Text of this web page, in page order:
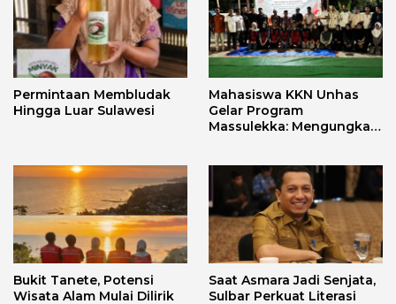
Permintaan Membludak
Hingga Luar Sulawesi
Mahasiswa KKN Unhas
Gelar Program
Massulekka: Mengungkap
Bukit Tanete, Potensi
Wisata Alam Mulai Dilirik
Saat Asmara Jadi Senjata,
Sulbar Perkuat Literasi